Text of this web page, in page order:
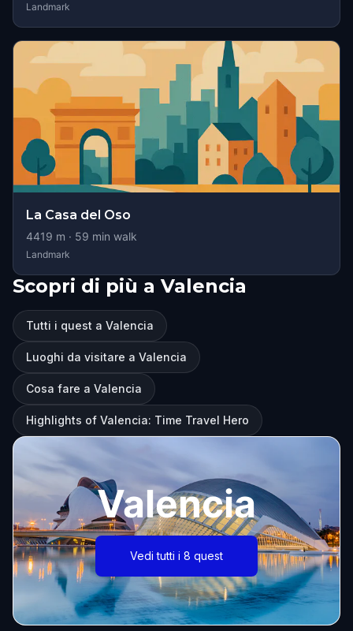
Landmark
La Casa del Oso
4419 m · 59 min walk
Landmark
Scopri di più a Valencia
Tutti i quest a Valencia
Luoghi da visitare a Valencia
Cosa fare a Valencia
Highlights of Valencia: Time Travel Hero
Valencia
Vedi tutti i 8 quest